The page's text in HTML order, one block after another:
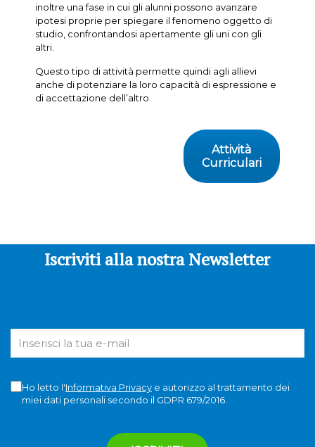
inoltre una fase in cui gli alunni possono avanzare
ipotesi proprie per spiegare il fenomeno oggetto di
studio, confrontandosi apertamente gli uni con gli
altri.
Questo tipo di attività permette quindi agli allievi
anche di potenziare la loro capacità di espressione e
di accettazione dell’altro.
Attività
Curriculari
Iscriviti alla nostra Newsletter
Ho letto l'Informativa Privacye autorizzo al trattamento dei
miei dati personali secondo il GDPR 679/2016.